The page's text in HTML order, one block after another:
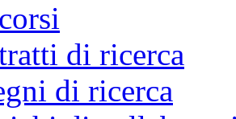
di ricerca
di ricerca